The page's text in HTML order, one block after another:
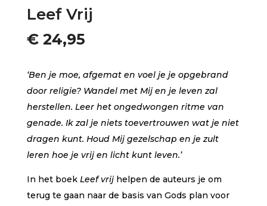
Leef Vrij
€24,95
‘Ben je moe, afgemat en voel je je opgebrand
door religie? Wandel met Mij en je leven zal
herstellen. Leer het ongedwongen ritme van
genade. Ik zal je niets toevertrouwen wat je niet
dragen kunt. Houd Mij gezelschap en je zult
leren hoe je vrij en licht kunt leven.’
In het boek Leef vrij helpen de auteurs je om
terug te gaan naar de basis van Gods plan voor